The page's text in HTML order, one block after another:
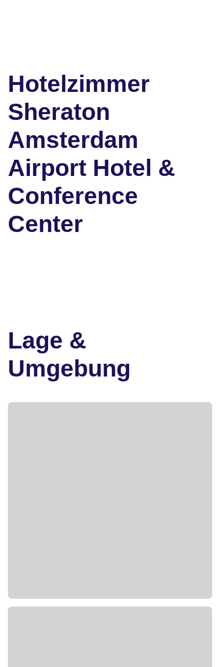
Hotelzimmer
Sheraton
Amsterdam
Airport Hotel &
Conference
Center
Lage &
Umgebung